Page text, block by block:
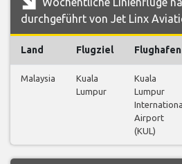
durchgeführt von Jet Linx
Land Flugziel Flughafen
Malaysia
Kuala
Lumpur
Kuala
Lumpur
Airport
(KUL)